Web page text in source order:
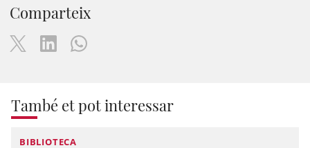
Comparteix
També et pot interessar
BIBLIOTECA